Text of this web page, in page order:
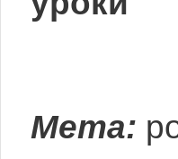
Мета: